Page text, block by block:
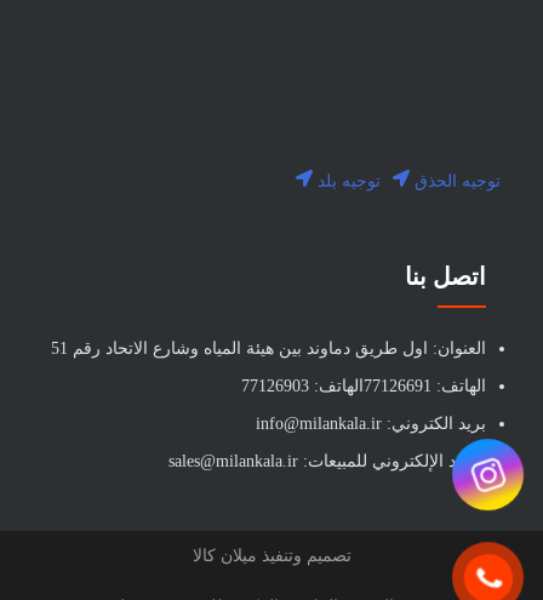
توجيه الحذق توجيه بلد
اتصل بنا
العنوان: اول طريق دماوند بين هيئة المياه وشارع الاتحاد رقم 51
الهاتف: 77126691الهاتف: 77126903
بريد الكتروني: info@milankala.ir
البريد الإلكتروني للمبيعات: sales@milankala.ir
تصميم وتنفيذ ميلان كالا